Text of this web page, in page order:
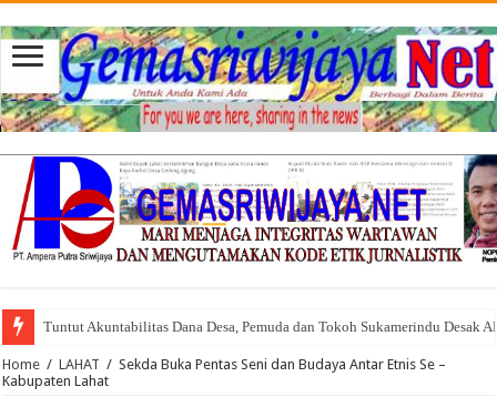
Tuntut Akuntabilitas Dana Desa, Pemuda dan Tokoh Sukamerindu Desak
Home / LAHAT / Sekda Buka Pentas Seni dan Budaya Antar Etnis Se –
Kabupaten Lahat